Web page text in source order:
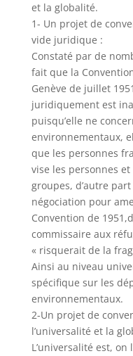
et la globalité.
1- Un projet de
vide juridique :
Constaté par de
fait que la
Genève de juillet
juridiquement est
puisqu’elle ne
environnementaux,
que les personnes
vise les personnes et
groupes, d’autre
négociation pour
Convention de
commissaire aux
« risquerait de la
Ainsi au niveau
spécifique sur les
environnementaux.
2-Un projet de
l’universalité et la
L’universalité est,